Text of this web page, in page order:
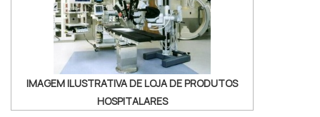
IMAGEM ILUSTRATIVA DE LOJA DE PRODUTOS
HOSPITALARES